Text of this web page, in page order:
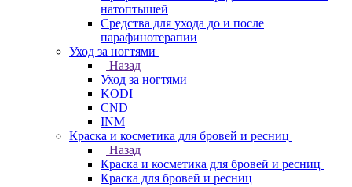
натоптышей
Средства для ухода до и после
парафинотерапии
Уход за ногтями
Назад
Уход за ногтями
KODI
CND
INM
Краска и косметика для бровей и ресниц
Назад
Краска и косметика для бровей и ресниц
Краска для бровей и ресниц